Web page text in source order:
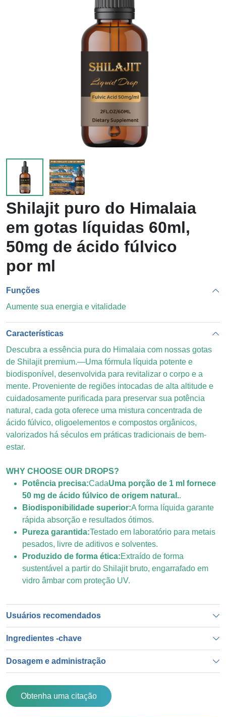
Shilajit puro do Himalaia
em gotas líquidas 60ml,
50mg de ácido fúlvico
por ml
Funções
Aumente sua energia e vitalidade
Características
Descubra a essência pura do Himalaia com nossas gotas
de Shilajit premium.—Uma fórmula líquida potente e
biodisponível, desenvolvida para revitalizar o corpo e a
mente. Proveniente de regiões intocadas de alta altitude e
cuidadosamente purificada para preservar sua potência
natural, cada gota oferece uma mistura concentrada de
ácido fúlvico, oligoelementos e compostos orgânicos,
valorizados há séculos em práticas tradicionais de bem-
estar.
WHY CHOOSE OUR DROPS?
Potência precisa:CadaUma porção de 1 ml fornece
50 mg de ácido fúlvico de origem natural..
Biodisponibilidade superior:A forma líquida garante
rápida absorção e resultados ótimos.
Pureza garantida:Testado em laboratório para metais
pesados, livre de aditivos e solventes.
Produzido de forma ética:Extraído de forma
sustentável a partir do Shilajit bruto, engarrafado em
vidro âmbar com proteção UV.
Usuários recomendados
Ingredientes -chave
Dosagem e administração
Obtenha uma citação